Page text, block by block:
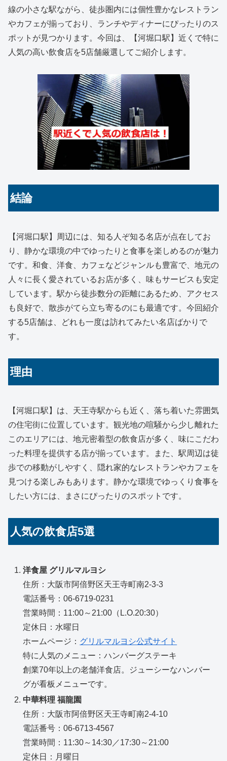
線の小さな駅ながら、徒歩圏内には個性豊かなレストラン
やカフェが揃っており、ランチやディナーにぴったりのス
ポットが見つかります。今回は、【河堀口駅】近くで特に
人気の高い飲食店を5店舗厳選してご紹介します。
結論
【河堀口駅】周辺には、知る人ぞ知る名店が点在してお
り、静かな環境の中でゆったりと食事を楽しめるのが魅力
です。和食、洋食、カフェなどジャンルも豊富で、地元の
人々に長く愛されているお店が多く、味もサービスも安定
しています。駅から徒歩数分の距離にあるため、アクセス
も良好で、散歩がてら立ち寄るのにも最適です。今回紹介
する5店舗は、どれも一度は訪れてみたい名店ばかりで
す。
理由
【河堀口駅】は、天王寺駅からも近く、落ち着いた雰囲気
の住宅街に位置しています。観光地の喧騒から少し離れた
このエリアには、地元密着型の飲食店が多く、味にこだわ
った料理を提供する店が揃っています。また、駅周辺は徒
歩での移動がしやすく、隠れ家的なレストランやカフェを
見つける楽しみもあります。静かな環境でゆっくり食事を
したい方には、まさにぴったりのスポットです。
人気の飲食店5選
洋食屋 グリルマルヨシ
住所：大阪市阿倍野区天王寺町南2-3-3
電話番号：06-6719-0231
営業時間：11:00～21:00（L.O.20:30）
定休日：水曜日
ホームページ： グリルマルヨシ公式サイト
特に人気のメニュー：ハンバーグステーキ
創業70年以上の老舗洋食店。ジューシーなハンバー
グが看板メニューです。
中華料理 福龍園
住所：大阪市阿倍野区天王寺町南2-4-10
電話番号：06-6713-4567
営業時間：11:30～14:30／17:30～21:00
定休日：月曜日